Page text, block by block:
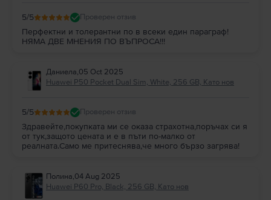
5/5 Проверен отзив
Перфектни и толерантни по в всеки един параграф!
НЯМА ДВЕ МНЕНИЯ ПО ВЪПРОСА!!!
Даниела,05 Oct 2025
Huawei P50 Pocket Dual Sim, White, 256 GB, Като нов
5/5 Проверен отзив
Здравейте,покупката ми се оказа страхотна,поръчах си я
от тук,защото цената и е в пъти по-малко от
реалната.Само ме притеснява,че много бързо загрява!
Полина,04 Aug 2025
Huawei P60 Pro, Black, 256 GB, Като нов